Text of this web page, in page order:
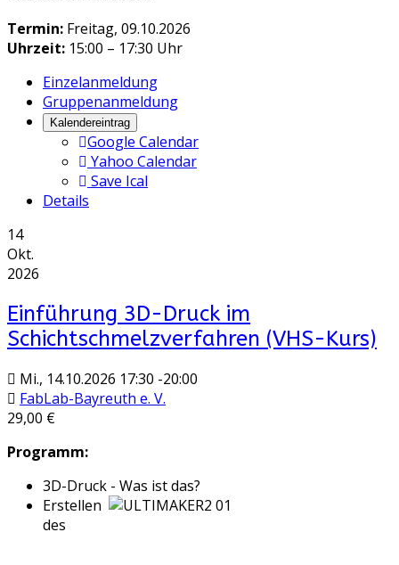
Termin: Freitag, 09.10.2026
Uhrzeit: 15:00 – 17:30 Uhr
Einzelanmeldung
Gruppenanmeldung
Kalendereintrag
Google Calendar
Yahoo Calendar
Save Ical
Details
14
Okt.
2026
Einführung 3D-Druck im
Schichtschmelzverfahren (VHS-Kurs)
Mi., 14.10.2026 17:30 -20:00
FabLab-Bayreuth e. V.
29,00 €
Programm:
3D-Druck - Was ist das?
Erstellen
des